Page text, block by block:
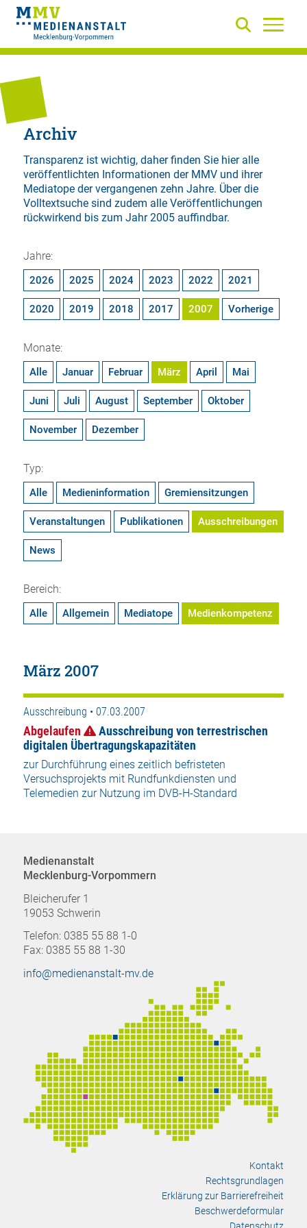
Archiv
Transparenz ist wichtig, daher finden Sie hier alle
veröffentlichten Informationen der MMV und ihrer
Mediatope der vergangenen zehn Jahre. Über die
Volltextsuchesind zudem alle Veröffentlichungen
rückwirkend bis zum Jahr 2005 auffindbar.
Jahre:
2026 2025 2024 2023 2022 2021
2020 2019 2018 2017 2007 Vorherige
Monate:
Alle Januar Februar März April Mai
Juni Juli August September Oktober
November Dezember
Typ:
Alle Medieninformation Gremiensitzungen
Veranstaltungen Publikationen Ausschreibungen
News
Bereich:
Alle Allgemein Mediatope Medienkompetenz
März 2007
Ausschreibung • 07.03.2007
Abgelaufen
Ausschreibung von terrestrischen
digitalen Übertragungskapazitäten
zur Durchführung eines zeitlich befristeten
Versuchsprojekts mit Rundfunkdiensten und
Telemedien zur Nutzung im DVB-H-Standard
Medienanstalt
Mecklenburg-Vorpommern
Bleicherufer 1
19053 Schwerin
Telefon: 0385 55 88 1-0
Fax: 0385 55 88 1-30
info@medienanstalt-mv.de
Kontakt
Rechtsgrundlagen
Erklärung zur Barrierefreiheit
Beschwerdeformular